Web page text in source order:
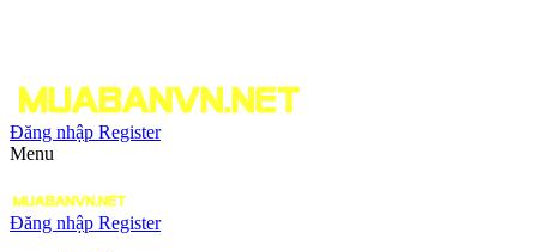
Đăng nhập Register
Menu
Đăng nhập Register